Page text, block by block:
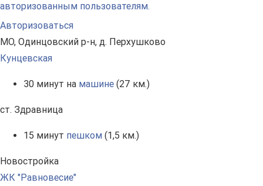
авторизованным пользователям.
Авторизоваться
МО, Одинцовский р-н, д. Перхушково
Кунцевская
30 минут на машине (27 км.)
ст. Здравница
15 минут пешком (1,5 км.)
Новостройка
ЖК "Равновесие"